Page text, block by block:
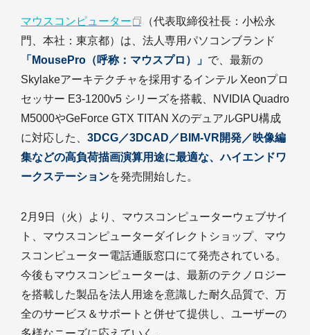
マウスコンピューター
（代表取締役社長：小松永
門、本社：東京都）は、法人専用パソコンブランド
「MousePro（呼称：マウスプロ）」 で、最新の
Skylakeアーキテクチャを採用するインテル Xeonプロ
セッサー E3-1200v5 シリーズを搭載、NVIDIA Quadro
M5000やGeForce GTX TITAN XのデュアルGPU構成
に対応した、 3DCG／3DCAD／BIM-VR開発／映像編
集などの高負荷描画演算用途に最適な、ハイエンドワ
ークステーションを発売開始した。
2月9日（火）より、マウスコンピューターウェブサイ
ト、マウスコンピューターダイレクトショップ、マウ
スコンピューター電話通販窓口にて発売されている。
今後もマウスコンピューターは、最新のテクノロジー
を搭載した製品を法人用途を意識した耐久品質で、万
全のサービス＆サポートと併せて提供し、ユーザーの